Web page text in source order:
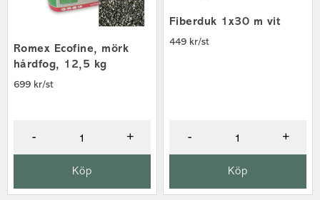
Romex Ecofine, mörk
hårdfog, 12,5 kg
699 kr/st
- +
Köp
Fiberduk 1x30 m vit
449 kr/st
- +
Köp